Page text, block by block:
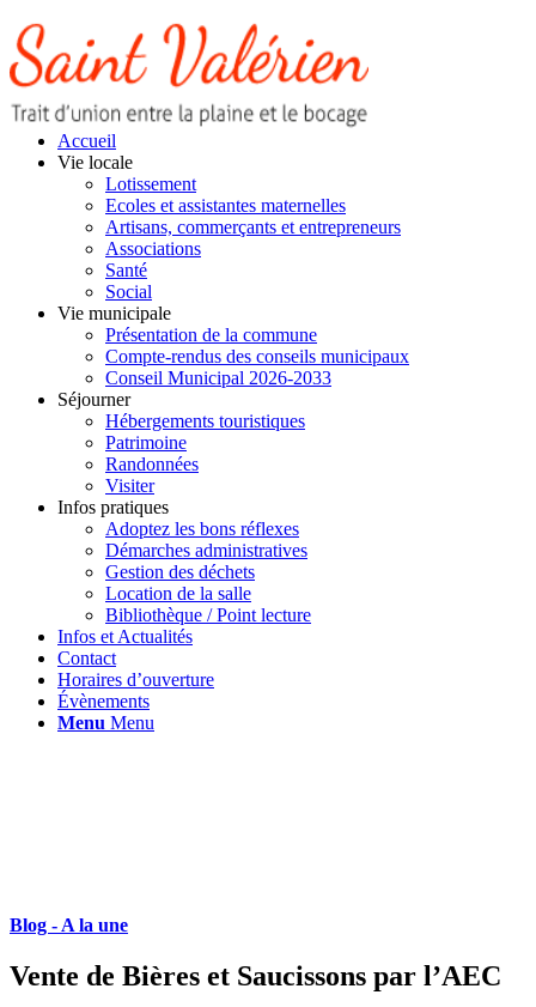
Accueil
Vie locale
Lotissement
Ecoles et assistantes maternelles
Artisans, commerçants et entrepreneurs
Associations
Santé
Social
Vie municipale
Présentation de la commune
Compte-rendus des conseils municipaux
Conseil Municipal 2026-2033
Séjourner
Hébergements touristiques
Patrimoine
Randonnées
Visiter
Infos pratiques
Adoptez les bons réflexes
Démarches administratives
Gestion des déchets
Location de la salle
Bibliothèque / Point lecture
Infos et Actualités
Contact
Horaires d’ouverture
Évènements
Menu Menu
Blog - A la une
Vente de Bières et Saucissons par l’AEC